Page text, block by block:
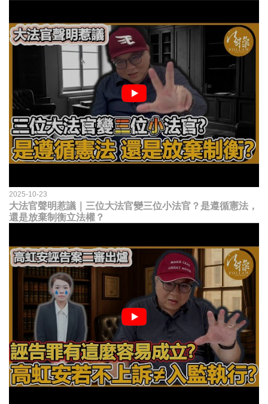
2025-10-23
大法官聲明惹議｜三位大法官變三位小法官？是遵循憲法，
還是放棄制衡立法權？